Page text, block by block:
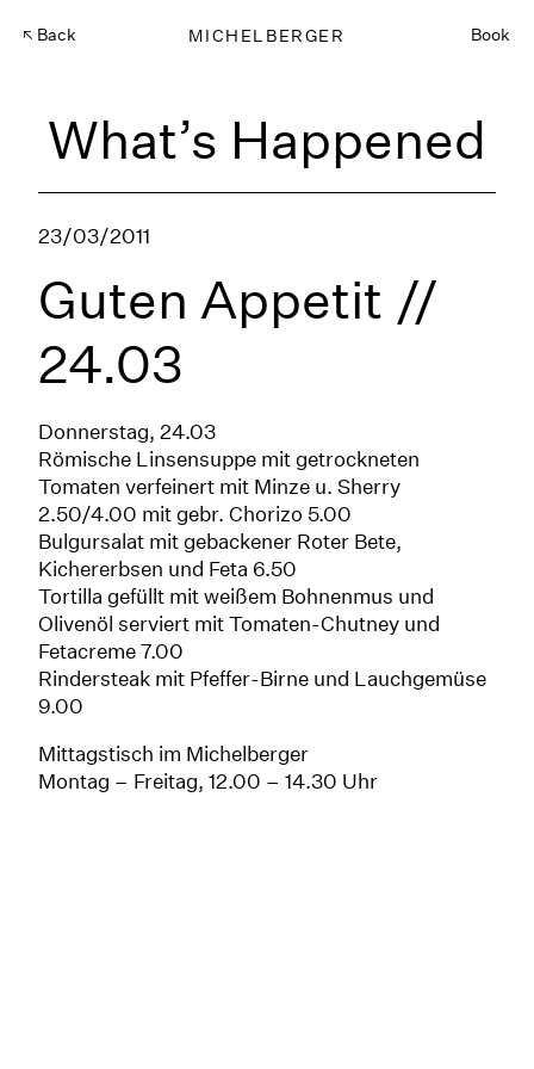
Back MICHELBERGER Book
What’s Happened
23/03/2011
Guten Appetit //
24.03
Donnerstag, 24.03
Römische Linsensuppe mit getrockneten
Tomaten verfeinert mit Minze u. Sherry
2.50/4.00 mit gebr. Chorizo 5.00
Bulgursalat mit gebackener Roter Bete,
Kichererbsen und Feta 6.50
Tortilla gefüllt mit weißem Bohnenmus und
Olivenöl serviert mit Tomaten-Chutney und
Fetacreme 7.00
Rindersteak mit Pfeffer-Birne und Lauchgemüse
9.00
Mittagstisch im Michelberger
Montag – Freitag, 12.00 – 14.30 Uhr